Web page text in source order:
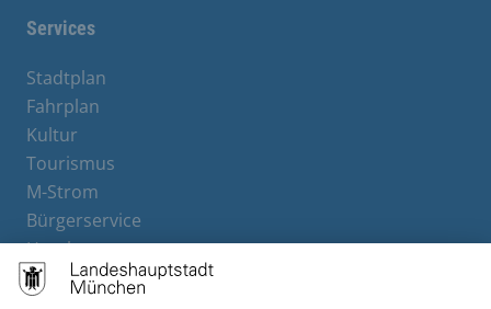
Services
Stadtplan
Fahrplan
Kultur
Tourismus
M-Strom
Bürgerservice
Hotels